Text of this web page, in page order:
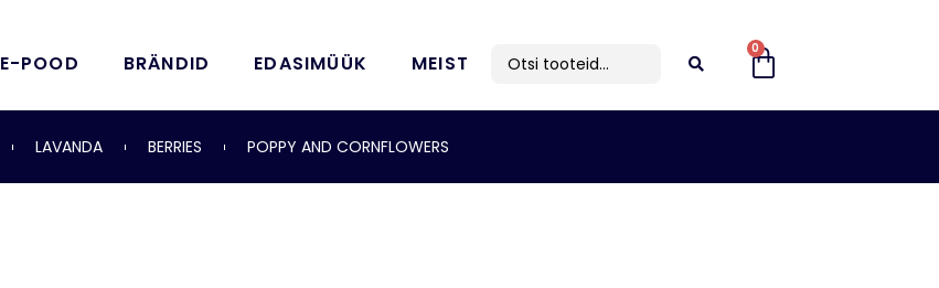
E-POOD BRÄNDID EDASIMÜÜK MEIST
0
LAVANDA BERRIES POPPY AND CORNFLOWERS